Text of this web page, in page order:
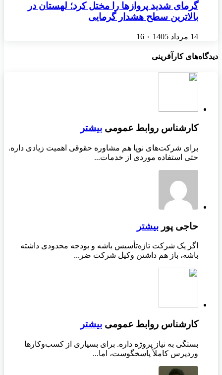
گرمای شدید پروازها را مختل کرد؛ لهستان در
بالاترین سطح هشدار گرمایی
14 مرداد 1405 ۰ 16
دیدگاه‌های کارآفرینی
کارشناس روابط عمومی بیشتر
برای شرکت‌های نوپا هم مشاوره حقوقی اهمیت زیادی داره.
حتی استفاده موردی از خدمات...
حاجی پور بیشتر
اگر یک شرکت تازه‌تأسیس باشه و بودجه محدودی داشته
باشه، باز هم داشتن وکیل شرکت ضر...
کارشناس روابط عمومی بیشتر
بستگی به نیاز پروژه داره. برای بسیاری از کسب‌وکارها
وردپرس کاملاً پاسخگوست، اما...